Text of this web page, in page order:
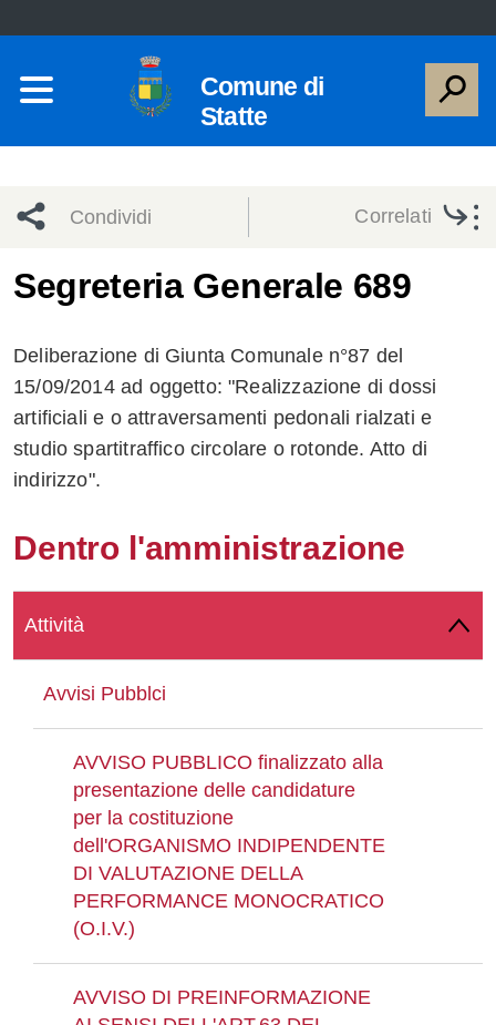
Comune di
Statte
Condividi
network
Condividi
Condividi
Facebook
su
Twitter
Condividi
su
Condividi
Whatsapp
Correlati
Segreteria Generale 689
Deliberazione di Giunta Comunale n°87 del
15/09/2014 ad oggetto: "Realizzazione di dossi
artificiali e o attraversamenti pedonali rialzati e
studio spartitraffico circolare o rotonde. Atto di
indirizzo".
Dentro l'amministrazione
Attività
Avvisi Pubblci
AVVISO PUBBLICO finalizzato alla
presentazione delle candidature
per la costituzione
dell'ORGANISMO INDIPENDENTE
DI VALUTAZIONE DELLA
PERFORMANCE MONOCRATICO
(O.I.V.)
AVVISO DI PREINFORMAZIONE